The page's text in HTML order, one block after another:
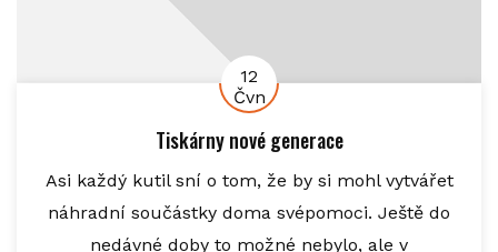
12
Čvn
Tiskárny nové generace
Asi každý kutil sní o tom, že by si mohl vytvářet
náhradní součástky doma svépomoci. Ještě do
nedávné doby to možné nebylo, ale v